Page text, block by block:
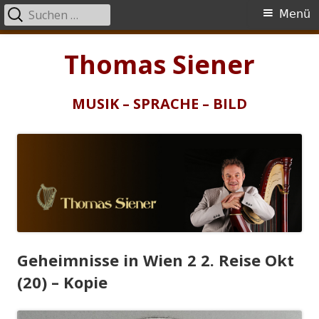
Thomas Siener
MUSIK – SPRACHE – BILD
Primäres
Menü
Suchen
nach:
Geheimnisse in Wien 2 2. Reise Okt
(20) – Kopie